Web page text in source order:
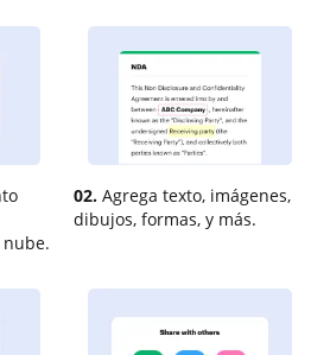
02. Agrega texto, imágenes,
dibujos, formas, y más.